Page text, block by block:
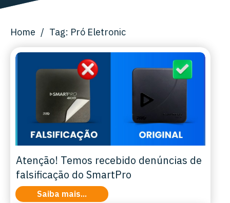
Home / Tag: Pró Eletronic
Atenção! Temos recebido denúncias de
falsificação do SmartPro
Saiba mais...